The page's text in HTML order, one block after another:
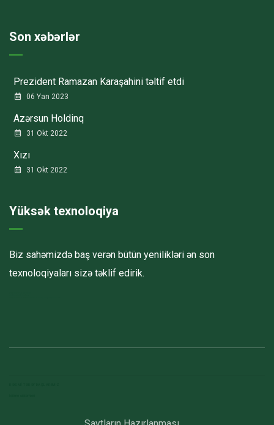
Son xəbərlər
Prezident Ramazan Karaşahini təltif etdi
06 Yan 2023
Azərsun Holdinq
31 Okt 2022
Xızı
31 Okt 2022
Yüksək texnoloqiya
Biz sahəmizdə baş verən bütün yenilikləri ən son
texnoloqiyaları sizə təklif edirik.